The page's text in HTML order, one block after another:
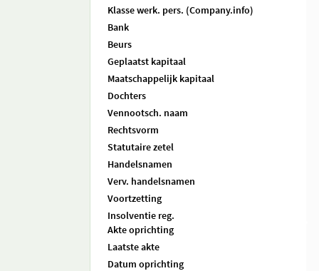
Klasse werk. pers. (Company.info)
Bank
Beurs
Geplaatst kapitaal
Maatschappelijk kapitaal
Dochters
Vennootsch. naam
Rechtsvorm
Statutaire zetel
Handelsnamen
Verv. handelsnamen
Voortzetting
Insolventie reg.
Akte oprichting
Laatste akte
Datum oprichting